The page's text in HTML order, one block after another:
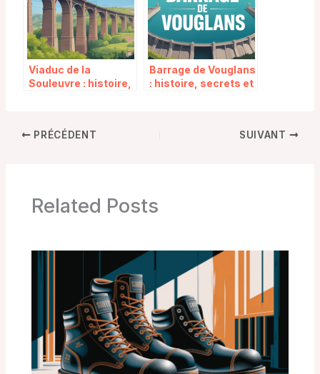
Viaduc de la
Souleuvre : histoire,
Barrage de Vouglans
: histoire, secrets et
PRÉCÉDENT SUIVANT
Related Posts